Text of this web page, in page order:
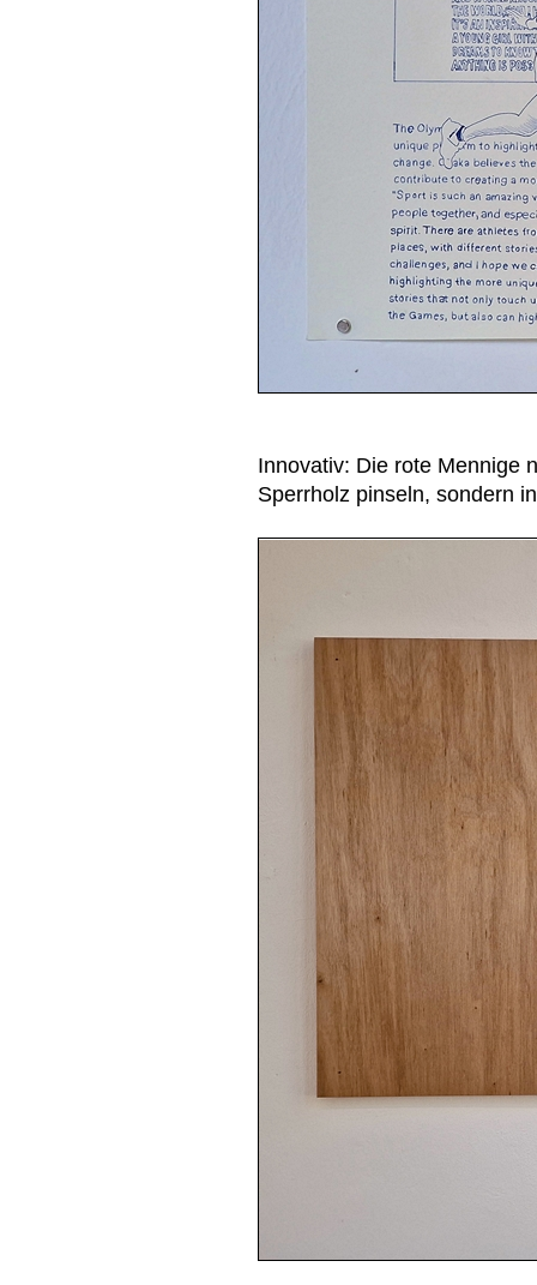
Innovativ: Die rote Mennige
Sperrholz pinseln, sondern